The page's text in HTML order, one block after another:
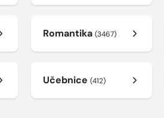
Romantika(3467)
Učebnice(412)